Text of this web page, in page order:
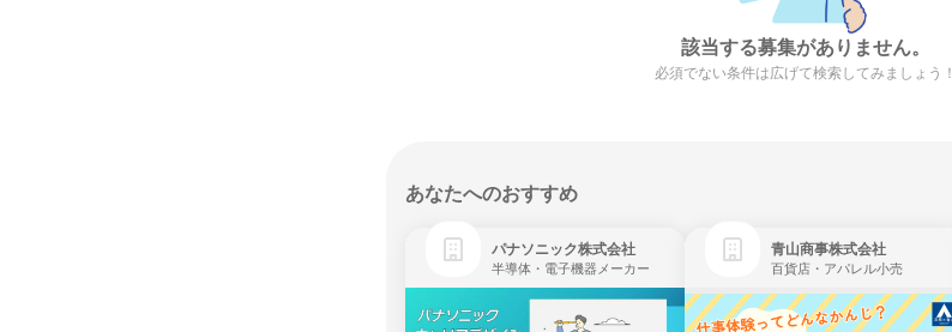
該当する募集がありません。
必須でない条件は広げて検索してみましょう！
あなたへのおすすめ
パナソニック株式会社
半導体・電子機器メーカー
青山商事株式会社
百貨店・アパレル小売